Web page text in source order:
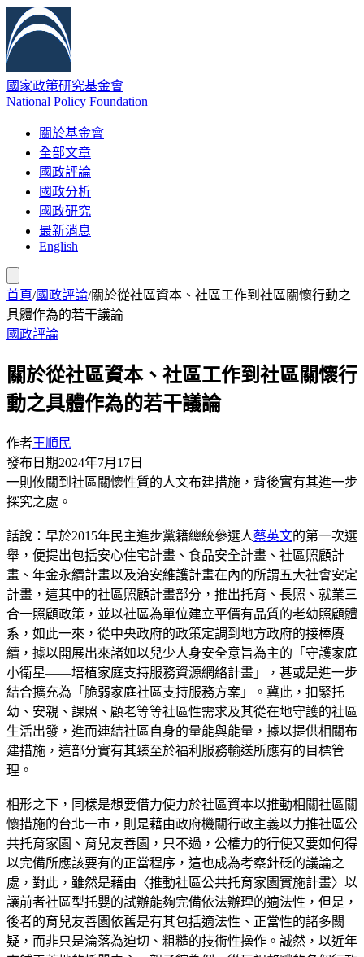
國家政策研究基金會
National Policy Foundation
關於基金會
全部文章
國政評論
國政分析
國政研究
最新消息
English
首頁/國政評論/關於從社區資本、社區工作到社區關懷行動之
具體作為的若干議論
國政評論
關於從社區資本、社區工作到社區關懷行
動之具體作為的若干議論
作者王順民
發布日期2024年7月17日
一則攸關到社區關懷性質的人文布建措施，背後實有其進一步
探究之處。
話說：早於2015年民主進步黨籍總統參選人蔡英文的第一次選
舉，便提出包括安心住宅計畫、食品安全計畫、社區照顧計
畫、年金永續計畫以及治安維護計畫在內的所謂五大社會安定
計畫，這其中的社區照顧計畫部分，推出托育、長照、就業三
合一照顧政策，並以社區為單位建立平價有品質的老幼照顧體
系，如此一來，從中央政府的政策定調到地方政府的接棒賡
續，據以開展出來諸如以兒少人身安全意旨為主的「守護家庭
小衛星——培植家庭支持服務資源網絡計畫」，甚或是進一步
結合擴充為「脆弱家庭社區支持服務方案」。冀此，扣緊托
幼、安親、課照、顧老等等社區性需求及其從在地守護的社區
生活出發，進而連結社區自身的量能與能量，據以提供相關布
建措施，這部分實有其臻至於福利服務輸送所應有的目標管
理。
相形之下，同樣是想要借力使力於社區資本以推動相關社區關
懷措施的台北一市，則是藉由政府機關行政主義以力推社區公
共托育家園、育兒友善園，只不過，公權力的行使又要如何得
以完備所應該要有的正當程序，這也成為考察針砭的議論之
處，對此，雖然是藉由〈推動社區公共托育家園實施計畫〉以
讓前者社區型托嬰的試辦能夠完備依法辦理的適法性，但是，
後者的育兒友善園依舊是有其包括適法性、正當性的諸多闕
疑，而非只是淪落為迫切、粗糙的技術性操作。誠然，以近年